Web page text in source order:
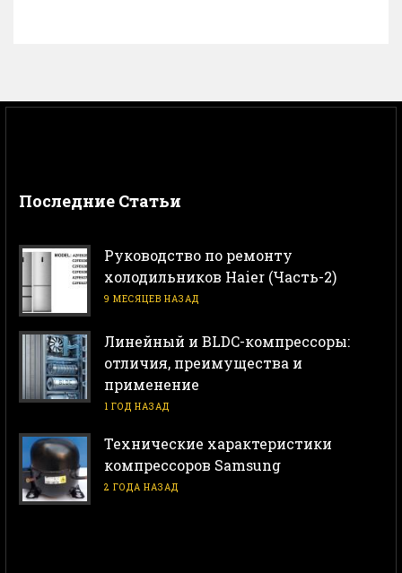
Последние Статьи
Руководство по ремонту
холодильников Haier (Часть-2)
9 МЕСЯЦЕВ НАЗАД
Линейный и BLDC-компрессоры:
отличия, преимущества и
применение
1 ГОД НАЗАД
Технические характеристики
компрессоров Samsung
2 ГОДА НАЗАД